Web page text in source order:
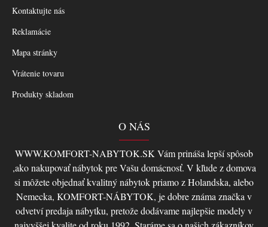
Kontaktujte nás
Reklamácie
Mapa stránky
Vrátenie tovaru
Produkty skladom
O NÁS
WWW.KOMFORT-NABYTOK.SK Vám prináša lepší spôsob
,ako nakupovať nábytok pre Vašu domácnosť. V kľude z domova
si môžete objednať kvalitný nábytok priamo z Holandska, alebo
Nemecka, KOMFORT-NÁBYTOK, je dobre známa značka v
odvetví predaja nábytku, pretože dodávame najlepšie modely v